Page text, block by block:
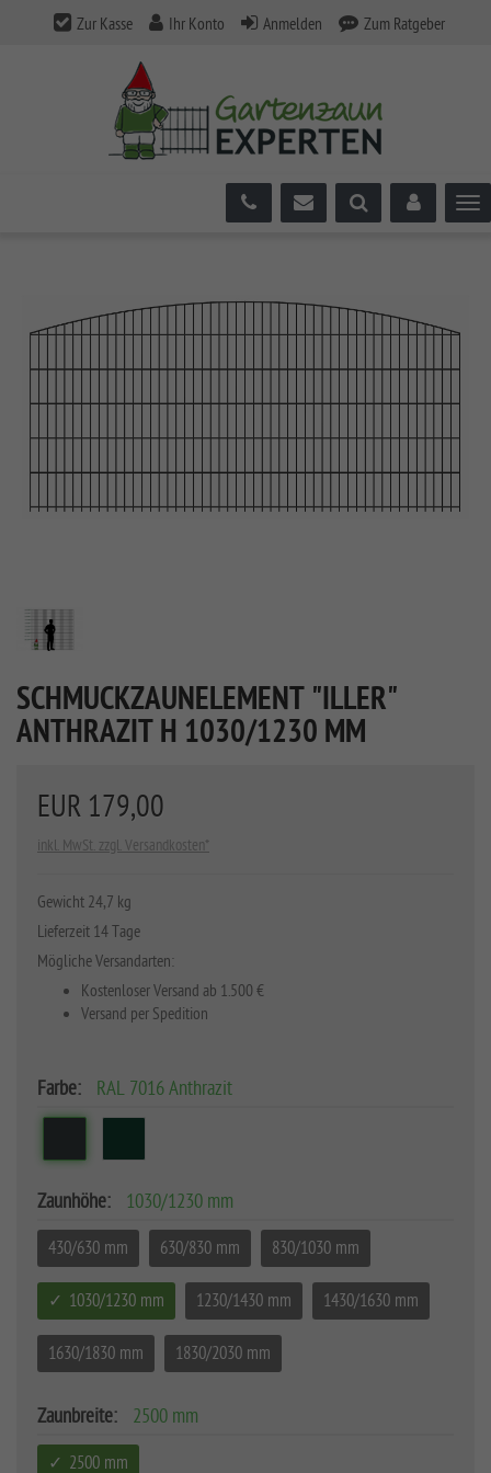
Zur Kasse Ihr Konto Anmelden Zum Ratgeber
SCHMUCKZAUNELEMENT "ILLER"
ANTHRAZIT H 1030/1230 MM
EUR 179,00
inkl. MwSt. zzgl. Versandkosten*
Gewicht 24,7 kg
Lieferzeit 14 Tage
Mögliche Versandarten:
Kostenloser Versand ab 1.500 €
Versand per Spedition
Farbe: RAL 7016 Anthrazit
Zaunhöhe: 1030/1230 mm
430/630 mm 630/830 mm 830/1030 mm
1030/1230 mm 1230/1430 mm 1430/1630 mm
1630/1830 mm 1830/2030 mm
Zaunbreite: 2500 mm
2500 mm